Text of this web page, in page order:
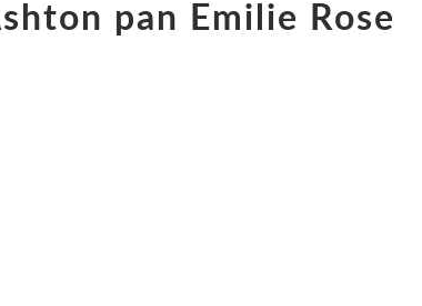
pan Emilie Rose